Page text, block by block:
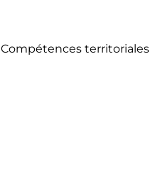
Compétences territoriales